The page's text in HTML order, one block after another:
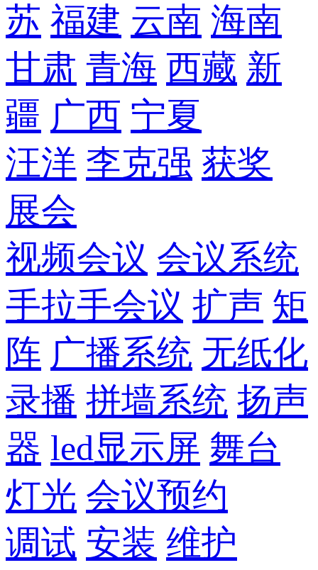
苏 福建 云南 海南
甘肃 青海 西藏 新
疆 广西 宁夏
汪洋 李克强 获奖
展会
视频会议 会议系统
手拉手会议 扩声 矩
阵 广播系统 无纸化
录播 拼墙系统 扬声
器 led显示屏 舞台
灯光 会议预约
调试 安装 维护